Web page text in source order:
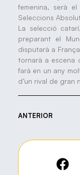
femenina, serà
Seleccions
La selecció
preparant el
disputarà a
tornarà a escena
farà en un any
d’un rival de gran
ANTERIOR